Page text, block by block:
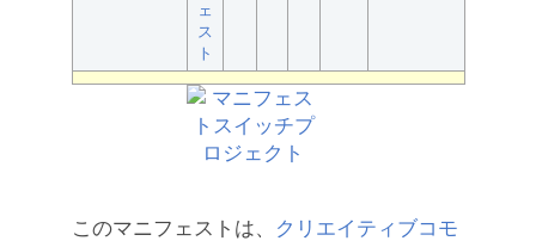
ェ
ス
ト
このマニフェストは、
クリエイティブコモ